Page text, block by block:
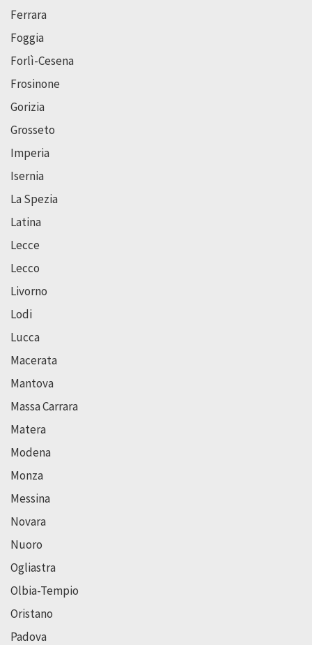
Ferrara
Foggia
Forlì-Cesena
Frosinone
Gorizia
Grosseto
Imperia
Isernia
La Spezia
Latina
Lecce
Lecco
Livorno
Lodi
Lucca
Macerata
Mantova
Massa Carrara
Matera
Modena
Monza
Messina
Novara
Nuoro
Ogliastra
Olbia-Tempio
Oristano
Padova